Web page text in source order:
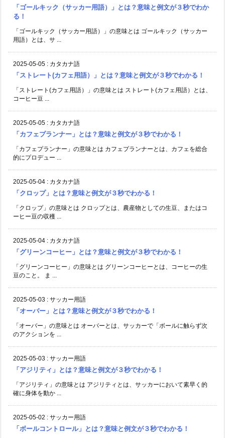
「ゴールキック（サッカー用語）」とは？意味と例文が３秒でわか
る！
「ゴールキック（サッカー用語）」の意味とは ゴールキック（サッカー
用語）とは、サ ...
2025-05-05 : カタカナ語
「ストレート(カフェ用語）」とは？意味と例文が３秒でわかる！
「ストレート(カフェ用語）」の意味とは ストレート(カフェ用語）とは、
コーヒー豆 ...
2025-05-05 : カタカナ語
「カフェプランナー」とは？意味と例文が３秒でわかる！
「カフェプランナー」の意味とは カフェプランナーとは、カフェを総合
的にプロデュー ...
2025-05-04 : カタカナ語
「クロップ」とは？意味と例文が３秒でわかる！
「クロップ」の意味とは クロップとは、農産物としての生豆、またはコ
ーヒー豆の収穫 ...
2025-05-04 : カタカナ語
「グリーンコーヒー」とは？意味と例文が３秒でわかる！
「グリーンコーヒー」の意味とは グリーンコーヒーとは、コーヒーの生
豆のこと。 ま ...
2025-05-03 : サッカー用語
「オーバー」とは？意味と例文が３秒でわかる！
「オーバー」の意味とは オーバーとは、サッカーで「ボールに触らず次
のアクションを ...
2025-05-03 : サッカー用語
「アジリティ」とは？意味と例文が３秒でわかる！
「アジリティ」の意味とは アジリティとは、サッカーにおいて素早く的
確に身体を動か ...
2025-05-02 : サッカー用語
「ボールコントロール」とは？意味と例文が３秒でわかる！